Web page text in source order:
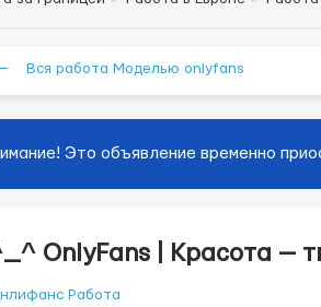
работа Моделью onlyfans
Это объявление временно
OnlyFans | Красота —
Работа